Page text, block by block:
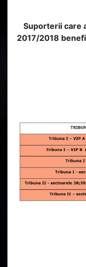
Suporterii care
2017/2018